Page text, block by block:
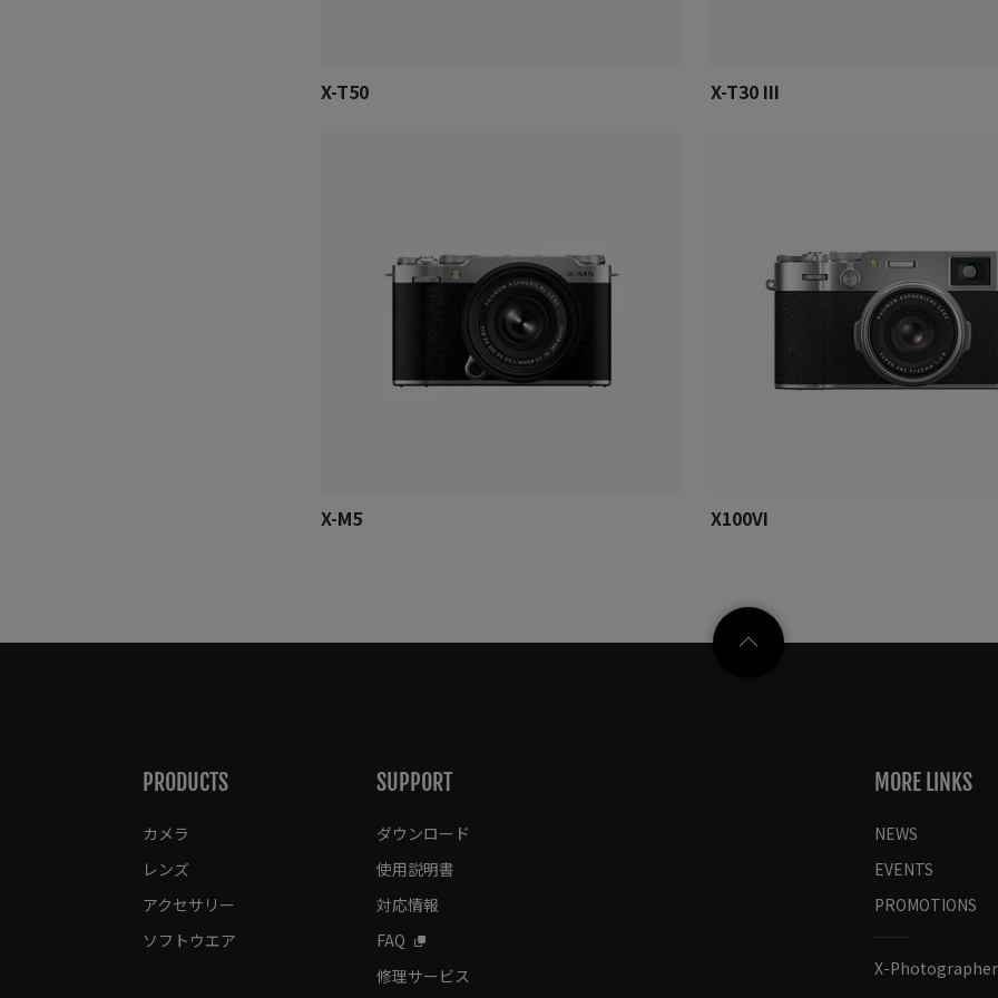
X-T50 X-T30 III
X-M5 X100VI
PRODUCTS
カメラ
レンズ
アクセサリー
ソフトウエア
SUPPORT
ダウンロード
使用説明書
対応情報
FAQ
修理サービス
MORE LINKS
NEWS
EVENTS
PROMOTIONS
X-